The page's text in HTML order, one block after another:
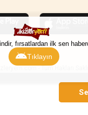
- Tüm Hakları
fırsatlardan ilk sen
Tıklayın